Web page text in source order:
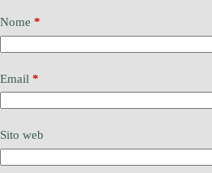
Nome *
Email *
Sito web